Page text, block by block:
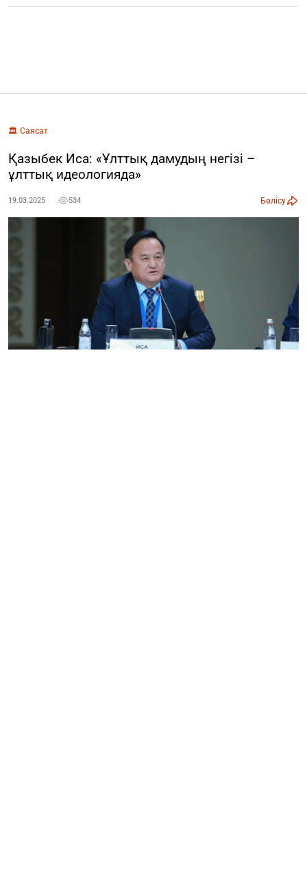
🏛️ Саясат
Қазыбек Иса: «Ұлттық дамудың негізі –
ұлттық идеологияда»
19.03.2025 534 Бөлісу